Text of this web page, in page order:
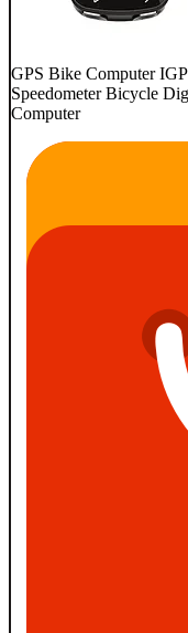
GPS Bike Computer
Speedometer Bicycle
Computer